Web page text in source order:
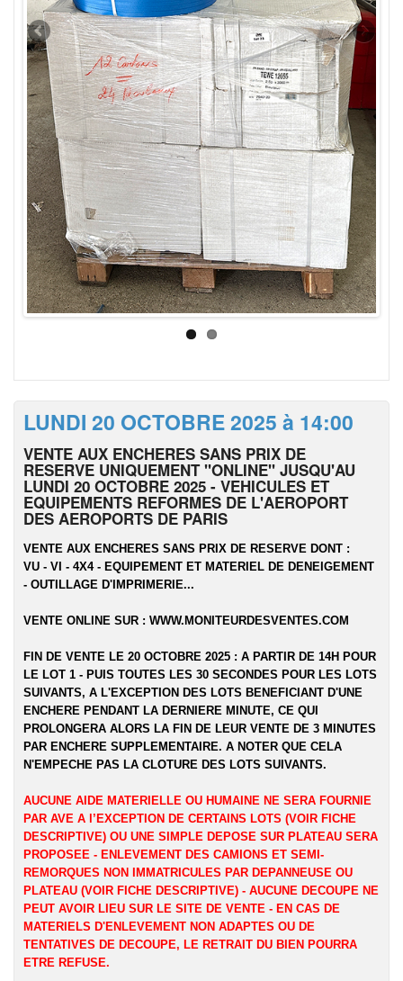
LUNDI 20 OCTOBRE 2025 à 14:00
VENTE AUX ENCHERES SANS PRIX DE
RESERVE UNIQUEMENT "ONLINE" JUSQU'AU
LUNDI 20 OCTOBRE 2025 - VEHICULES ET
EQUIPEMENTS REFORMES DE L'AEROPORT
DES AEROPORTS DE PARIS
VENTE AUX ENCHERES SANS PRIX DE RESERVE DONT :
VU - VI - 4X4 - EQUIPEMENT ET MATERIEL DE DENEIGEMENT
- OUTILLAGE D'IMPRIMERIE...
VENTE ONLINE SUR : WWW.MONITEURDESVENTES.COM
FIN DE VENTE LE 20 OCTOBRE 2025 : A PARTIR DE 14H POUR
LE LOT 1 - PUIS TOUTES LES 30 SECONDES POUR LES LOTS
SUIVANTS, A L'EXCEPTION DES LOTS BENEFICIANT D'UNE
ENCHERE PENDANT LA DERNIERE MINUTE, CE QUI
PROLONGERA ALORS LA FIN DE LEUR VENTE DE 3 MINUTES
PAR ENCHERE SUPPLEMENTAIRE. A NOTER QUE CELA
N'EMPECHE PAS LA CLOTURE DES LOTS SUIVANTS.
AUCUNE AIDE MATERIELLE OU HUMAINE NE SERA FOURNIE
PAR AVE A l’EXCEPTION DE CERTAINS LOTS (VOIR FICHE
DESCRIPTIVE) OU UNE SIMPLE DEPOSE SUR PLATEAU SERA
PROPOSEE - ENLEVEMENT DES CAMIONS ET SEMI-
REMORQUES NON IMMATRICULES PAR DEPANNEUSE OU
PLATEAU (VOIR FICHE DESCRIPTIVE) - AUCUNE DECOUPE NE
PEUT AVOIR LIEU SUR LE SITE DE VENTE - EN CAS DE
MATERIELS D'ENLEVEMENT NON ADAPTES OU DE
TENTATIVES DE DECOUPE, LE RETRAIT DU BIEN POURRA
ETRE REFUSE.